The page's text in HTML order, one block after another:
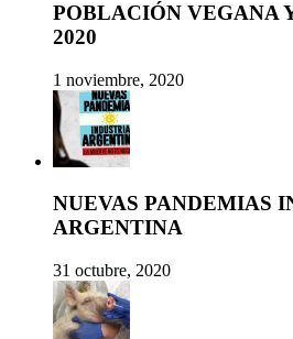
POBLACIÓN VEGANA
2020
1 noviembre, 2020
NUEVAS PANDEMIAS
ARGENTINA
31 octubre, 2020